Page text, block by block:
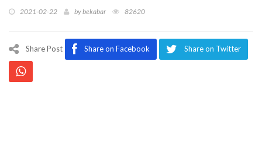
2021-02-22 bybekabar 82620
Share Post Share on Facebook Share on Twitter